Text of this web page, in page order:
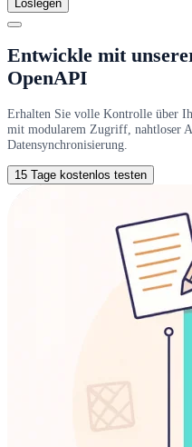
Loslegen
Entwickle mit
OpenAPI
Erhalten Sie volle Kontrolle über
mit modularem Zugriff, nahtloser
Datensynchronisierung.
15 Tage kostenlos testen